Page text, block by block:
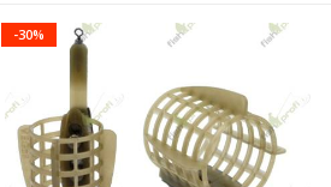
-30%